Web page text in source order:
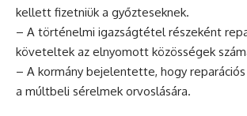
kellett fizetniük a győzteseknek.
– A történelmi igazságtétel részeként
követeltek az elnyomott közösségek
– A kormány bejelentette, hogy
a múltbeli sérelmek orvoslására.